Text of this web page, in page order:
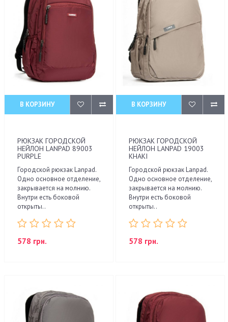
В КОРЗИНУ
РЮКЗАК ГОРОДСКОЙ
НЕЙЛОН LANPAD 89003
PURPLE
Городской рюкзак Lanpad.
Одно основное отделение,
закрывается на молнию.
Внутри есть боковой
открыты..
578 грн.
В КОРЗИНУ
РЮКЗАК ГОРОДСКОЙ
НЕЙЛОН LANPAD 19003
KHAKI
Городской рюкзак Lanpad.
Одно основное отделение,
закрывается на молнию.
Внутри есть боковой
открыты..
578 грн.